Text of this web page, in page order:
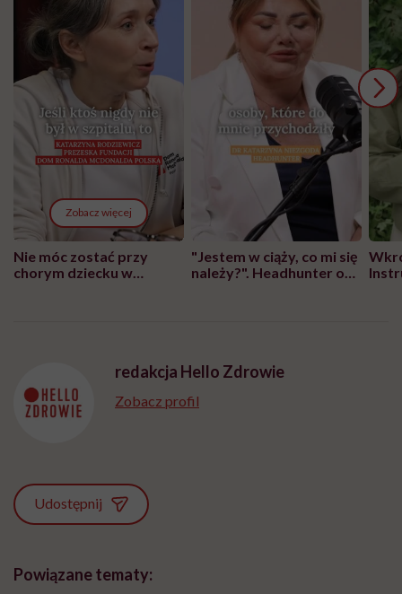
Zobacz więcej
Nie móc zostać przy
chorym dziecku w
"Jestem w ciąży, co mi się
należy?". Headhunter o
redakcja Hello Zdrowie
Zobacz profil
Udostępnij
Powiązane tematy: